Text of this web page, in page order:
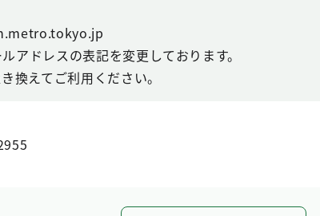
アドレスの表記を変更しております。
換えてご利用ください。